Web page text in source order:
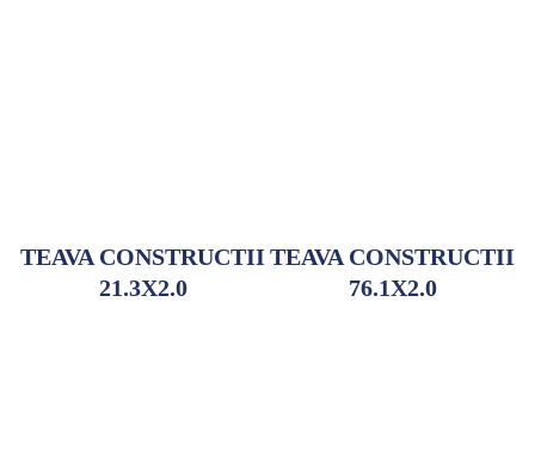
TEAVA CONSTRUCTII
21.3X2.0
TEAVA CONSTRUCTII
76.1X2.0